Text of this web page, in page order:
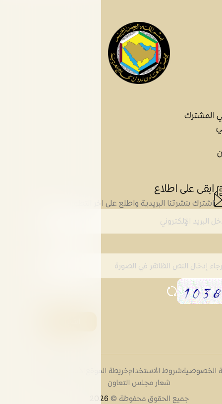
المشترك
ابقى على اطلاع
اشترك بنشرتنا البريدية واطلع على اخر التطورات
الخصوصيةشروط الاستخدامخريطة الموقع
شعار مجلس التعاون
جميع الحقوق محفوظة © 2026